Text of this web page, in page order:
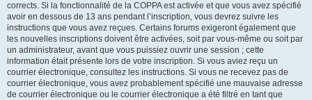
corrects. Si la fonctionnalité de la COPPA est activée et que vous avez spécifié
avoir en dessous de 13 ans pendant l’inscription, vous devrez suivre les
instructions que vous avez reçues. Certains forums exigeront également que
les nouvelles inscriptions doivent être activées, soit par vous-même ou soit par
un administrateur, avant que vous puissiez ouvrir une session ; cette
information était présente lors de votre inscription. Si vous aviez reçu un
courrier électronique, consultez les instructions. Si vous ne recevez pas de
courrier électronique, vous avez probablement spécifié une mauvaise adresse
de courrier électronique ou le courrier électronique a été filtré en tant que